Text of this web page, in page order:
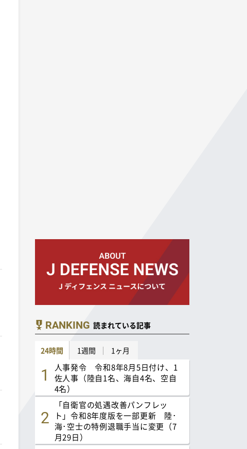
RANKING 読まれている記事
24時間 1週間 1ヶ月
人事発令 令和8年8月5日付け、1
佐人事（陸自1名、海自4名、空自
4名）
「自衛官の処遇改善パンフレッ
ト」令和8年度版を一部更新 陸･
海･空士の特例退職手当に変更（7
月29日）